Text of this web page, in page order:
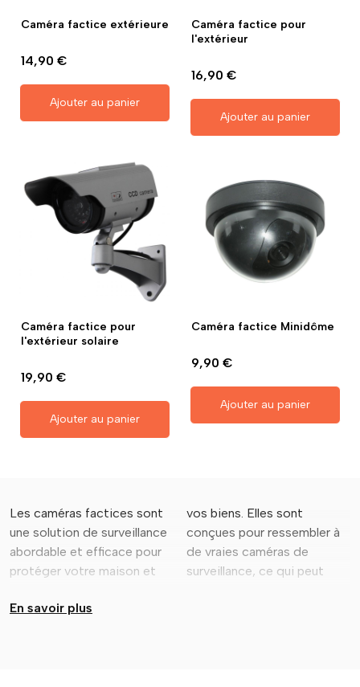
Caméra factice extérieure
14,90 €
Ajouter au panier
Caméra factice pour
l'extérieur
16,90 €
Ajouter au panier
Caméra factice pour
l'extérieur solaire
19,90 €
Ajouter au panier
Caméra factice Minidôme
9,90 €
Ajouter au panier
Les caméras factices sont
une solution de surveillance
abordable et efficace pour
protéger votre maison et
vos biens. Elles sont
conçues pour ressembler à
de vraies caméras de
surveillance, ce qui peut
dissuader les intrus
En savoir plus